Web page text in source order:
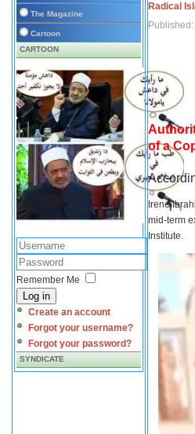
The Magazine
Cartoon
CARTOON
Remember Me
Log in
Create an account
Forgot your username?
Forgot your password?
SYNDICATE
Radical
of a
Irene
mid-term
Institute.